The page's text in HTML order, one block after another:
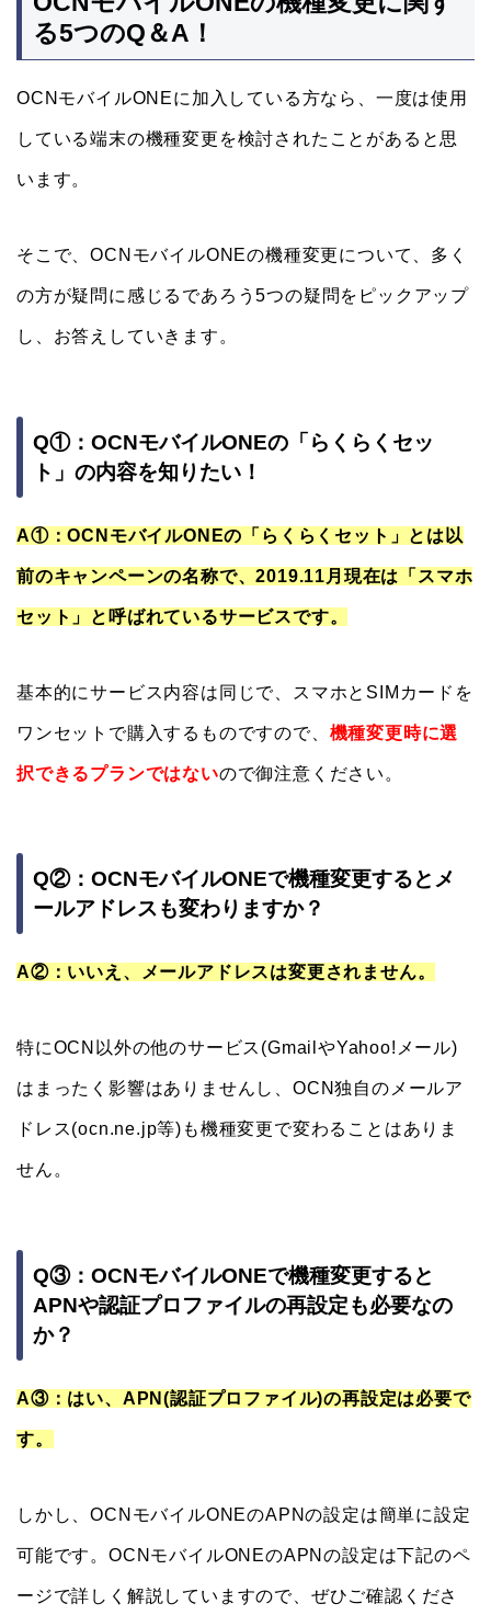
る5つのQ＆A！
OCNモバイルONEに加入している方なら、一度は使用
している端末の機種変更を検討されたことがあると思
います。
そこで、OCNモバイルONEの機種変更について、多く
の方が疑問に感じるであろう5つの疑問をピックアップ
し、お答えしていきます。
Q①：OCNモバイルONEの「らくらくセッ
ト」の内容を知りたい！
A①：OCNモバイルONEの「らくらくセット」とは以
前のキャンペーンの名称で、2019.11月現在は「スマホ
セット」と呼ばれているサービスです。
基本的にサービス内容は同じで、スマホとSIMカードを
ワンセットで購入するものですので、 機種変更時に選
択できるプランではないので御注意ください。
Q②：OCNモバイルONEで機種変更するとメ
ールアドレスも変わりますか？
A②：いいえ、メールアドレスは変更されません。
特にOCN以外の他のサービス(GmailやYahoo!メール)
はまったく影響はありませんし、OCN独自のメールア
ドレス(ocn.ne.jp等)も機種変更で変わることはありま
せん。
Q③：OCNモバイルONEで機種変更すると
APNや認証プロファイルの再設定も必要なの
か？
A③：はい、APN(認証プロファイル)の再設定は必要で
す。
しかし、OCNモバイルONEのAPNの設定は簡単に設定
可能です。OCNモバイルONEのAPNの設定は下記のペ
ージで詳しく解説していますので、ぜひご確認くださ